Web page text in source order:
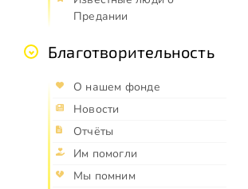
Предании
Благотворительность
О нашем фонде
Новости
Отчёты
Им помогли
Мы помним